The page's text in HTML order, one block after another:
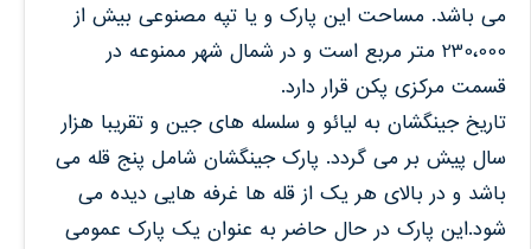
می باشد. مساحت این پارک و یا تپه مصنوعی بیش از
230،000 متر مربع است و در شمال شهر ممنوعه در
قسمت مرکزی پکن قرار دارد.
تاریخ جینگشان به لیائو و سلسله های جین و تقریبا هزار
سال پیش بر می گردد. پارک جینگشان شامل پنج قله می
باشد و در بالای هر یک از قله ها غرفه هایی دیده می
شود.این پارک در حال حاضر به عنوان یک پارک عمومی